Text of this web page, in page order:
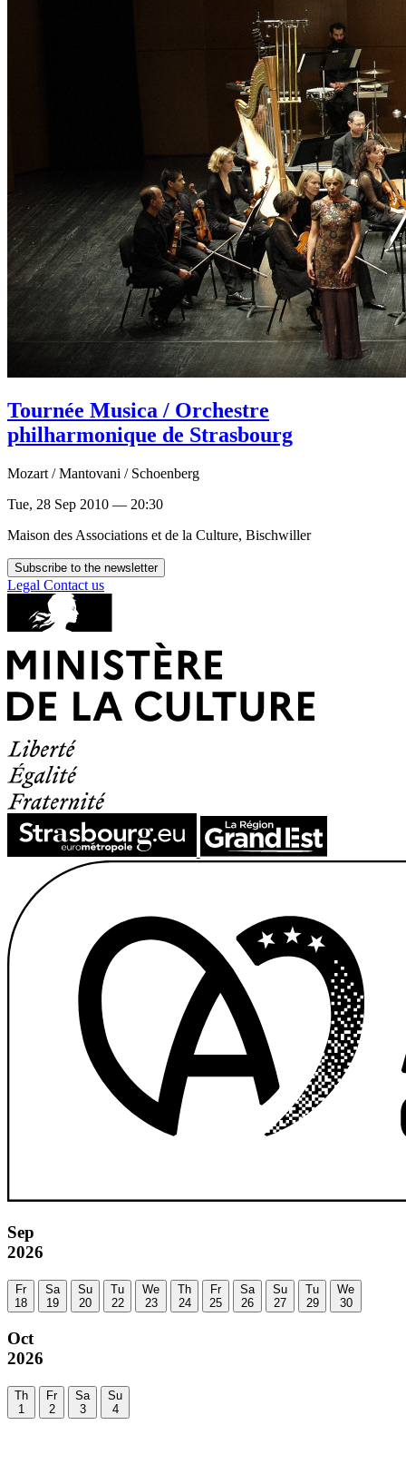
Tournée Musica / Orchestre
philharmonique de Strasbourg
Mozart / Mantovani / Schoenberg
Tue, 28 Sep 2010 — 20:30
Maison des Associations et de la Culture, Bischwiller
Subscribe to the newsletter
Legal Contact us
Sep
2026
Fr
18
Sa
19
Su
20
Tu
22
We
23
Th
24
Fr
25
Sa
26
Su
27
Tu
29
We
30
Oct
2026
Th
1
Fr
2
Sa
3
Su
4